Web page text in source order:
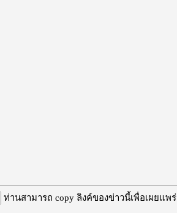
ท่านสามารถ copy ลิงค์ของข่าวนี้เพื่อเผยแพร่